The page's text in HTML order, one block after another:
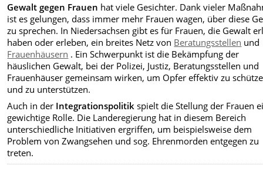
Gewalt gegen Frauen hat viele Gesichter. Dank vieler
ist es gelungen, dass immer mehr Frauen wagen, über diese
zu sprechen. In Niedersachsen gibt es für Frauen, die Gewalt
haben oder erleben, ein breites Netz von Beratungsstellen und
Frauenhäusern . Ein Schwerpunkt ist die Bekämpfung der
häuslichen Gewalt, bei der Polizei, Justiz, Beratungsstellen und
Frauenhäuser gemeinsam wirken, um Opfer effektiv zu
und zu unterstützen.
Auch in der Integrationspolitik spielt die Stellung der Frauen
gewichtige Rolle. Die Landeregierung hat in diesem Bereich
unterschiedliche Initiativen ergriffen, um beispielsweise dem
Problem von Zwangsehen und sog. Ehrenmorden entgegen zu
treten.